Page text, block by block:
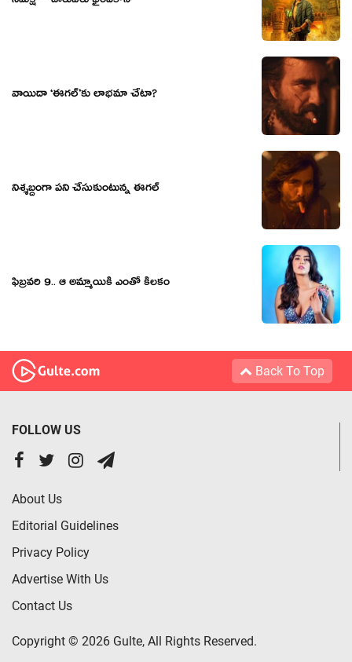
వాయిదా ‘ఈగల్’కు లాభమా చేటా?
నిశ్శబ్దంగా పని చేసుకుంటున్న ఈగల్
ఫిబ్రవరి 9.. ఆ అమ్మాయికి ఎంతో కీలకం
Back To Top
FOLLOW US
About Us
Editorial Guidelines
Privacy Policy
Advertise With Us
Contact Us
Copyright © 2026 Gulte, All Rights Reserved.